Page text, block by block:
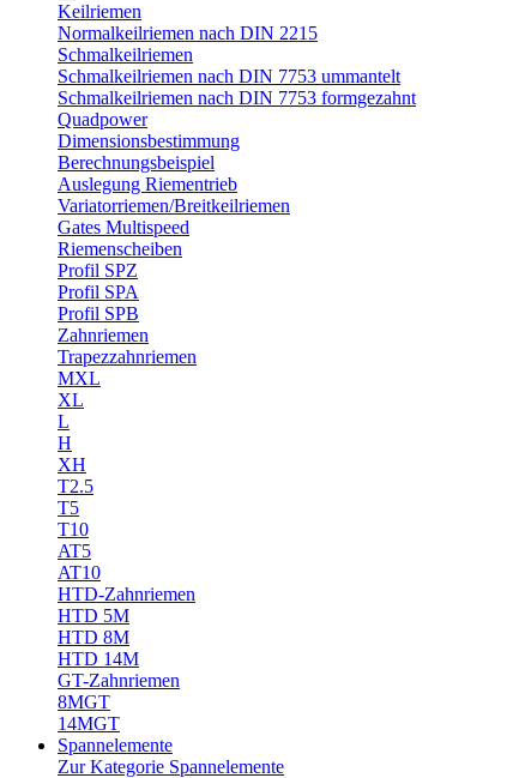
Keilriemen
Normalkeilriemen nach DIN 2215
Schmalkeilriemen
Schmalkeilriemen nach DIN 7753 ummantelt
Schmalkeilriemen nach DIN 7753 formgezahnt
Quadpower
Dimensionsbestimmung
Berechnungsbeispiel
Auslegung Riementrieb
Variatorriemen/Breitkeilriemen
Gates Multispeed
Riemenscheiben
Profil SPZ
Profil SPA
Profil SPB
Zahnriemen
Trapezzahnriemen
MXL
XL
L
H
XH
T2.5
T5
T10
AT5
AT10
HTD-Zahnriemen
HTD 5M
HTD 8M
HTD 14M
GT-Zahnriemen
8MGT
14MGT
Spannelemente
Zur Kategorie Spannelemente